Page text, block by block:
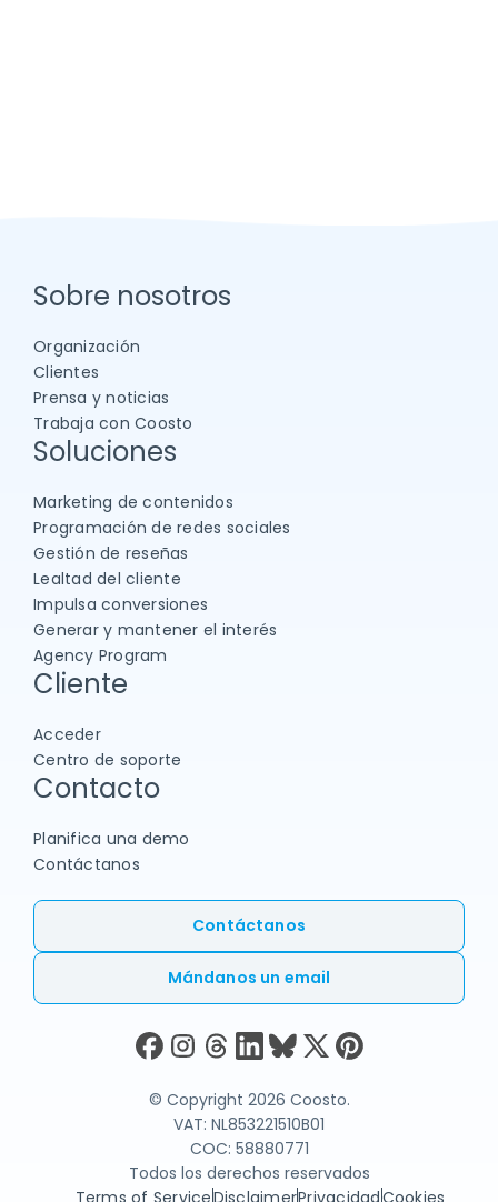
Organización
Clientes
Prensa y noticias
Trabaja con Coosto
Soluciones
Marketing de contenidos
Programación de redes sociales
Gestión de reseñas
Lealtad del cliente
Impulsa conversiones
Generar y mantener el interés
Agency Program
Cliente
Acceder
Centro de soporte
Contacto
Planifica una demo
Contáctanos
© Copyright 2026 Coosto.
VAT: NL853221510B01
COC: 58880771
Todos los derechos reservados
Terms of ServiceDisclaimerPrivacidad